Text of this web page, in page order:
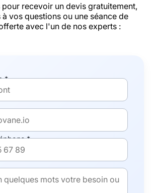
recevoir un devis gratuitement,
vos questions ou une séance de
avec l'un de nos experts :
*
*